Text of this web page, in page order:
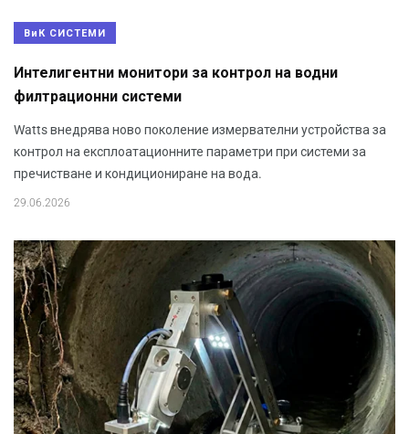
ВиК СИСТЕМИ
Интелигентни монитори за контрол на водни
филтрационни системи
Watts внедрява ново поколение измервателни устройства за
контрол на експлоатационните параметри при системи за
пречистване и кондициониране на вода.
29.06.2026